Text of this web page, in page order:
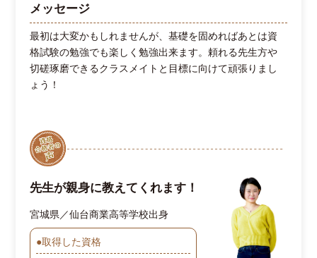
メッセージ
最初は大変かもしれませんが、基礎を固めればあとは資
格試験の勉強でも楽しく勉強出来ます。頼れる先生方や
切磋琢磨できるクラスメイトと目標に向けて頑張りまし
ょう！
先生が親身に教えてくれます！
宮城県／仙台商業高等学校出身
●取得した資格